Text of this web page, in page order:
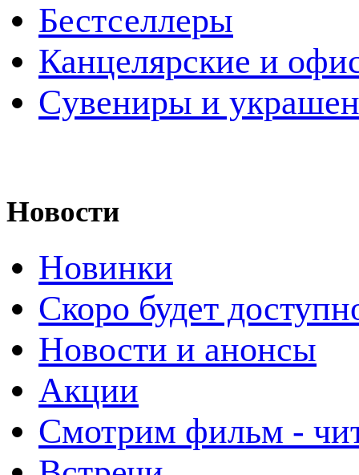
Бестселлеры
Канцелярские и
Cувениры и
Новости
Новинки
Скоро будет
Новости и анонсы
Акции
Смотрим фильм -